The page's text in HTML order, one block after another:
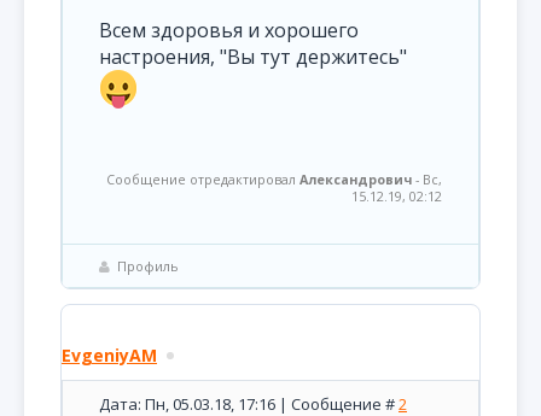
Всем здоровья и хорошего
настроения, "Вы тут держитесь"
Сообщение отредактировал Александрович - Вс,
15.12.19, 02:12
Профиль
EvgeniyAM
Дата: Пн, 05.03.18, 17:16 | Сообщение #2